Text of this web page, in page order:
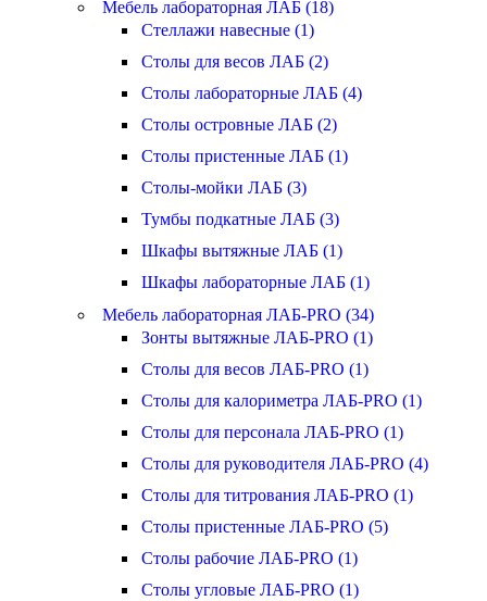
Мебель лабораторная ЛАБ (18)
Стеллажи навесные (1)
Столы для весов ЛАБ (2)
Столы лабораторные ЛАБ (4)
Столы островные ЛАБ (2)
Столы пристенные ЛАБ (1)
Столы-мойки ЛАБ (3)
Тумбы подкатные ЛАБ (3)
Шкафы вытяжные ЛАБ (1)
Шкафы лабораторные ЛАБ (1)
Мебель лабораторная ЛАБ-PRO (34)
Зонты вытяжные ЛАБ-PRO (1)
Столы для весов ЛАБ-PRO (1)
Столы для калориметра ЛАБ-PRO (1)
Столы для персонала ЛАБ-PRO (1)
Столы для руководителя ЛАБ-PRO (4)
Столы для титрования ЛАБ-PRO (1)
Столы пристенные ЛАБ-PRO (5)
Столы рабочие ЛАБ-PRO (1)
Столы угловые ЛАБ-PRO (1)